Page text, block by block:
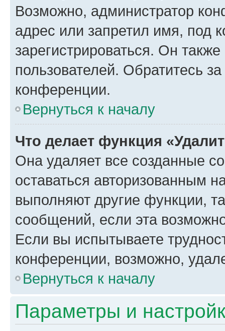
Возможно, администратор
адрес или запретил имя, под
зарегистрироваться. Он
пользователей. Обратитесь
конференции.
Вернуться к началу
Что делает функция
Она удаляет все созданные
оставаться авторизованным
выполняют другие функции,
сообщений, если эта
Если вы испытываете
конференции, возможно,
Вернуться к началу
Параметры и